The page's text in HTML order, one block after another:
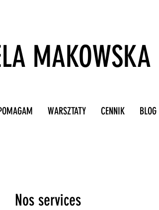
MAKOWSKA
WARSZTATY CENNIK BLOG
Nos services